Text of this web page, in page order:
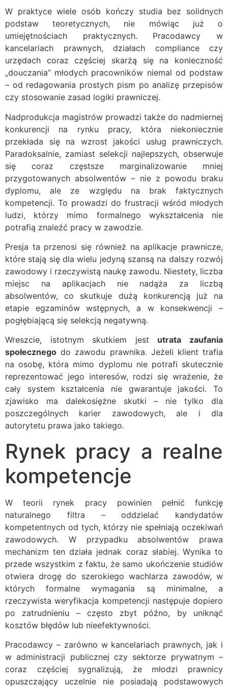
W praktyce wiele osób kończy studia bez solidnych
podstaw teoretycznych, nie mówiąc już o
umiejętnościach praktycznych. Pracodawcy w
kancelariach prawnych, działach compliance czy
urzędach coraz częściej skarżą się na konieczność
„douczania” młodych pracowników niemal od podstaw
– od redagowania prostych pism po analizę przepisów
czy stosowanie zasad logiki prawniczej.
Nadprodukcja magistrów prowadzi także do nadmiernej
konkurencji na rynku pracy, która niekoniecznie
przekłada się na wzrost jakości usług prawniczych.
Paradoksalnie, zamiast selekcji najlepszych, obserwuje
się coraz częstsze marginalizowanie mniej
przygotowanych absolwentów – nie z powodu braku
dyplomu, ale ze względu na brak faktycznych
kompetencji. To prowadzi do frustracji wśród młodych
ludzi, którzy mimo formalnego wykształcenia nie
potrafią znaleźć pracy w zawodzie.
Presja ta przenosi się również na aplikacje prawnicze,
które stają się dla wielu jedyną szansą na dalszy rozwój
zawodowy i rzeczywistą naukę zawodu. Niestety, liczba
miejsc na aplikacjach nie nadąża za liczbą
absolwentów, co skutkuje dużą konkurencją już na
etapie egzaminów wstępnych, a w konsekwencji –
pogłębiającą się selekcją negatywną.
Wreszcie, istotnym skutkiem jest utrata zaufania
społecznego do zawodu prawnika. Jeżeli klient trafia
na osobę, która mimo dyplomu nie potrafi skutecznie
reprezentować jego interesów, rodzi się wrażenie, że
cały system kształcenia nie gwarantuje jakości. To
zjawisko ma dalekosiężne skutki – nie tylko dla
poszczególnych karier zawodowych, ale i dla
autorytetu prawa jako takiego.
Rynek pracy a realne
kompetencje
W teorii rynek pracy powinien pełnić funkcję
naturalnego filtra – oddzielać kandydatów
kompetentnych od tych, którzy nie spełniają oczekiwań
zawodowych. W przypadku absolwentów prawa
mechanizm ten działa jednak coraz słabiej. Wynika to
przede wszystkim z faktu, że samo ukończenie studiów
otwiera drogę do szerokiego wachlarza zawodów, w
których formalne wymagania są minimalne, a
rzeczywista weryfikacja kompetencji następuje dopiero
po zatrudnieniu – często zbyt późno, by uniknąć
kosztów błędów lub nieefektywności.
Pracodawcy – zarówno w kancelariach prawnych, jak i
w administracji publicznej czy sektorze prywatnym –
coraz częściej sygnalizują, że młodzi prawnicy
opuszczający uczelnie nie posiadają podstawowych